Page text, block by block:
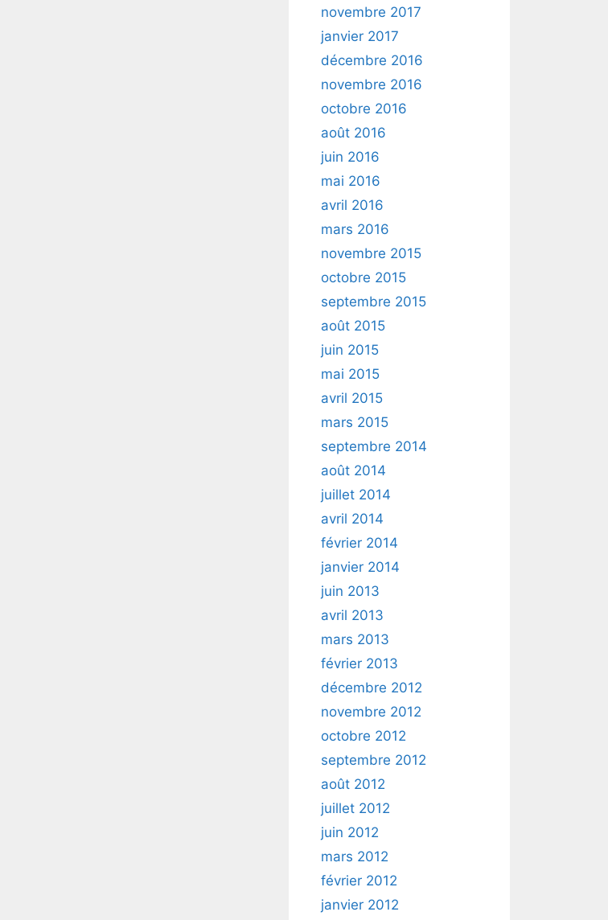
novembre 2017
janvier 2017
décembre 2016
novembre 2016
octobre 2016
août 2016
juin 2016
mai 2016
avril 2016
mars 2016
novembre 2015
octobre 2015
septembre 2015
août 2015
juin 2015
mai 2015
avril 2015
mars 2015
septembre 2014
août 2014
juillet 2014
avril 2014
février 2014
janvier 2014
juin 2013
avril 2013
mars 2013
février 2013
décembre 2012
novembre 2012
octobre 2012
septembre 2012
août 2012
juillet 2012
juin 2012
mars 2012
février 2012
janvier 2012